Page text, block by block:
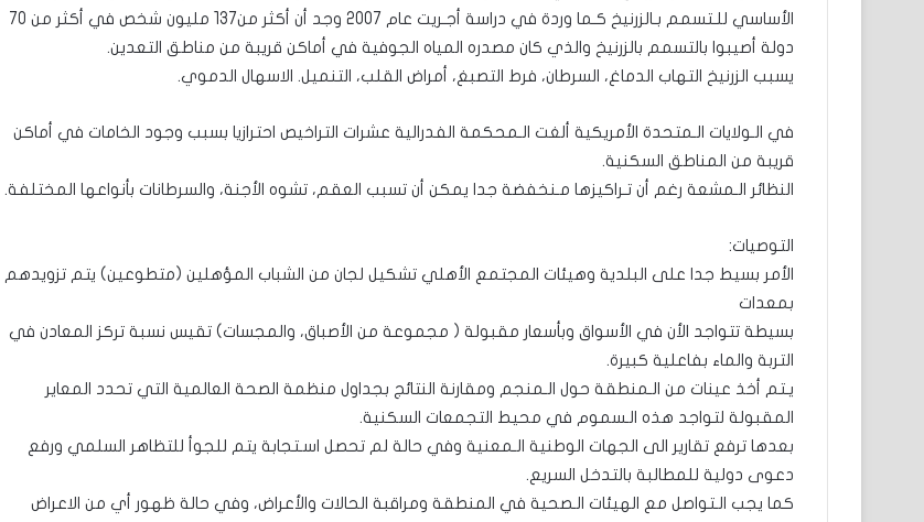
الأساسي للـتسمم بـالزرنيخ كـما وردة في دراسة أجـريت عام 2007 وجد أن أكثر من137 مليون شخص في أكثر من 70
دولة أصيبوا بالتسمم بالزرنيخ والذي كان مصدره المياه الجوفية في أماكن قريبة من مناطق التعدين.
يسبب الزرنيخ التهاب الدماغ، السرطان، فرط التصبغ، أمراض القلب، التنميل. الاسهال الدموي.
في الـولايات الـمتحدة الأمريكية ألغت الـمحكمة الفدرالية عشرات التراخيص احترازيا بسبب وجود الخامات في أماكن
قريبة من المناطق السكنية.
النظائر الـمشعة رغم أن تـراكيزها مـنخفضة جدا يمكن أن تسبب العقم، تشوه الأجنة، والسرطانات بأنواعها المختلفة.
التوصيات:
الأمر بسيط جدا على البلدية وهيئات المجتمع الأهلي تشكيل لجان من الشباب المؤهلين (متطوعين) يتم تزويدهم
بمعدات
بسيطة تتواجد الأن في الأسواق وبأسعار مقبولة ( مجموعة من الأصباق، والمجسات) تقيس نسبة تركز المعادن في
التربة والماء بفاعلية كبيرة.
يـتم أخذ عينات من الـمنطقة حول الـمنجم ومقارنة النتائج بجداول منظمة الصحة العالمية التي تحدد المعاير
المقبولة لتواجد هذه الـسموم في محيط التجمعات السكنية.
بعدها ترفع تقارير الى الجهات الوطنية الـمعنية وفي حالة لم تحصل اسـتجابة يتم للجوأ للتظاهر السلمي ورفع
دعوى دولية للمطالبة بالتدخل السريع.
كما يجب الـتواصل مع الهيئات الـصحية في المنطقة ومراقبة الحالات والأعراض، وفي حالة ظهور أي من الاعراض